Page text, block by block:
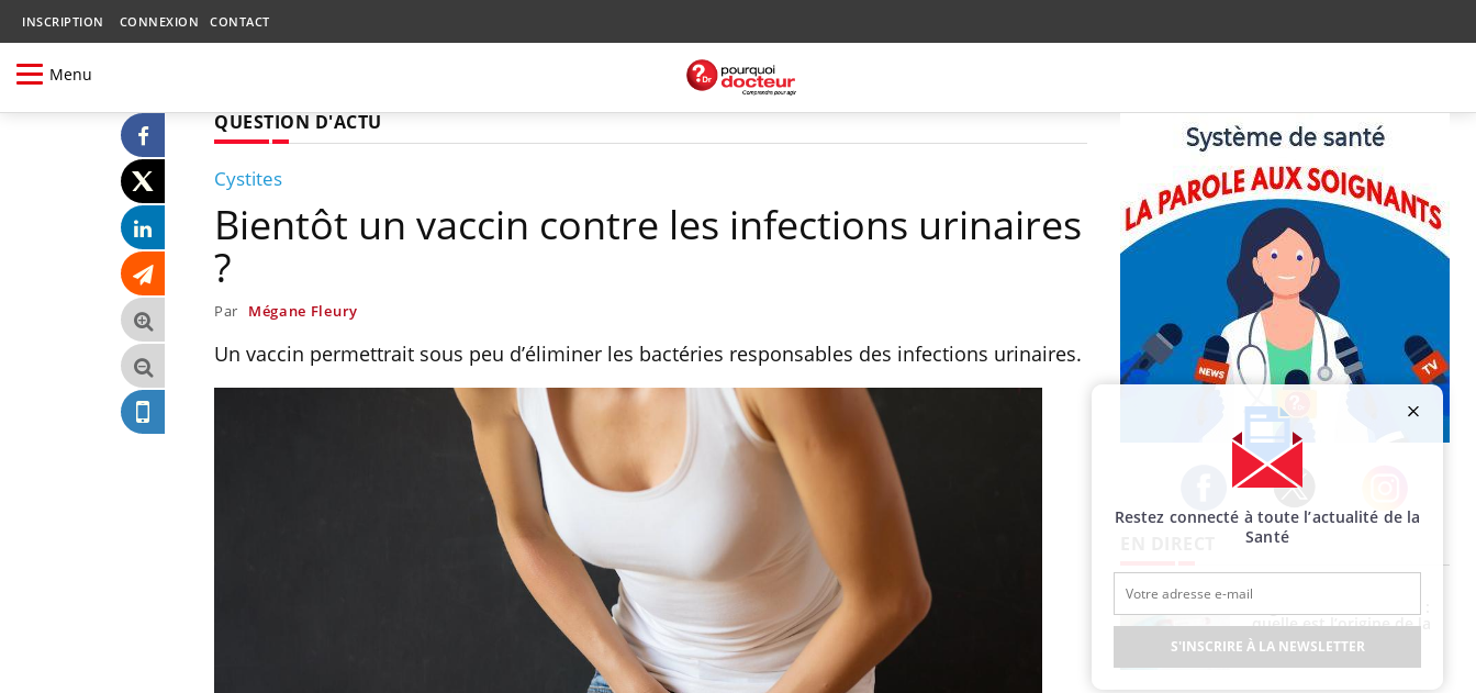
INSCRIPTION CONNEXION CONTACT
Menu
QUESTION D'ACTU
Cystites
Bientôt un vaccin contre les infections urinaires
?
Par Mégane Fleury
Un vaccin permettrait sous peu d’éliminer les bactéries responsables des infections urinaires.
Facebook Twitter Instagram
Le Viagra pourrait-il
freiner la propagation du
cancer ?
Le smartphone nuit-il à
l'apprentissage de la quelle est l’origine de la
contamination ?
Restez connecté à toute l’actualité de la
Santé
S'INSCRIRE À LA NEWSLETTER